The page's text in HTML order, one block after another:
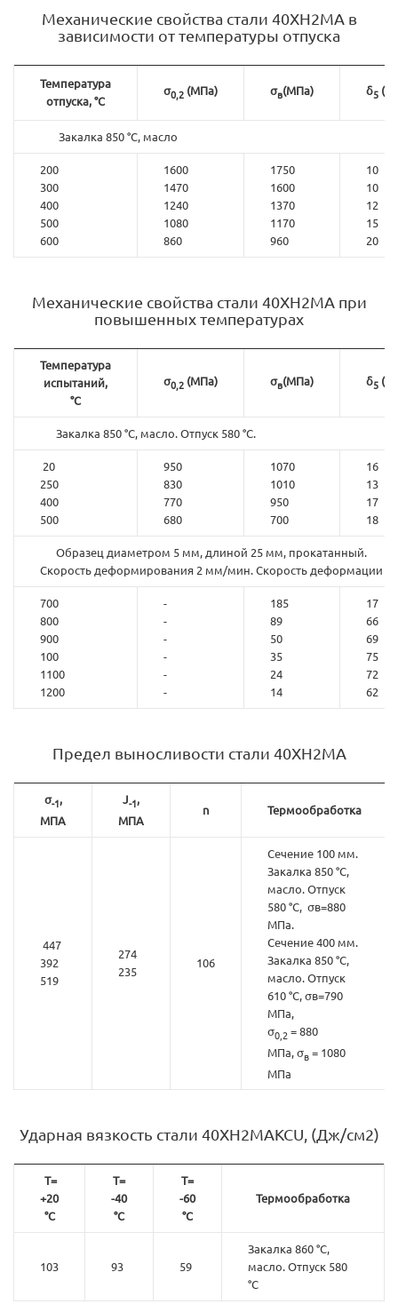
Механические свойства стали 40ХН2МА в
зависимости от температуры отпуска
Температура
отпуска, °С
σ0,2 (МПа) σв(МПа) δ5 (%)
Закалка 850 °С, масло
200
300
400
500
600
1600
1470
1240
1080
860
1750
1600
1370
1170
960
10
10
12
15
20
Механические свойства стали 40ХН2МА при
повышенных температурах
Температура
испытаний,
°С
σ0,2 (МПа) σв(МПа) δ5 (%)
Закалка 850 °С, масло. Отпуск 580 °С.
20
250
400
500
950
830
770
680
1070
1010
950
700
16
13
17
18
Образец диаметром 5 мм, длиной 25 мм, прокатанный.
Скорость деформирования 2 мм/мин. Скорость деформации
700
800
900
100
1100
1200
-
-
-
-
-
-
185
89
50
35
24
14
17
66
69
75
72
62
Предел выносливости стали 40ХН2МА
σ-1,
МПА
J-1,
МПА
n Термообработка
447
392
519
274
235
106
Сечение 100 мм.
Закалка 850 °C,
масло. Отпуск
580 °C, σв=880
МПа.
Сечение 400 мм.
Закалка 850 °C,
масло. Отпуск
610 °C, σв=790
МПа,
σ0,2 = 880
МПа, σв= 1080
МПа
Ударная вязкость стали 40ХН2МАKCU, (Дж/см2)
Т=
+20
°С
Т=
-40
°С
Т=
-60
°С
Термообработка
103 93 59
Закалка 860 °С,
масло. Отпуск 580
°С